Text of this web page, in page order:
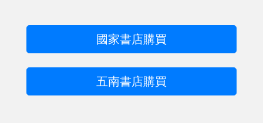
國家書店購買
五南書店購買